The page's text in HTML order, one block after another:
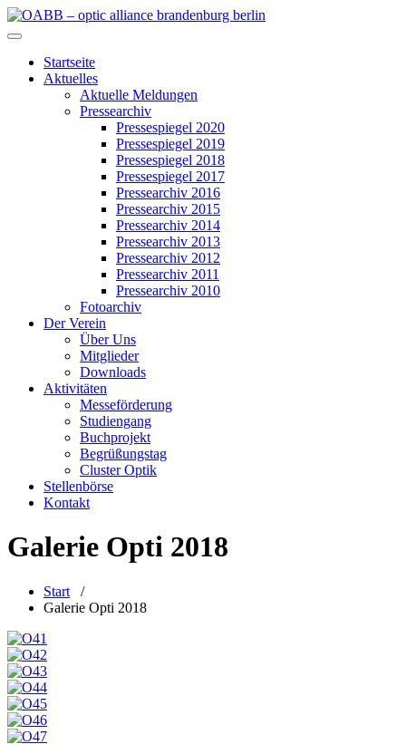
Zum
Inhalt
OABB – optic alliance brandenburg berlin
Startseite
Aktuelles
Aktuelle Meldungen
Pressearchiv
Pressespiegel 2020
Pressespiegel 2019
Pressespiegel 2018
Pressespiegel 2017
Pressearchiv 2016
Pressearchiv 2015
Pressearchiv 2014
Pressearchiv 2013
Pressearchiv 2012
Pressearchiv 2011
Pressearchiv 2010
Fotoarchiv
Der Verein
Über Uns
Mitglieder
Downloads
Aktivitäten
Messeförderung
Studiengang
Buchprojekt
Begrüßungstag
Cluster Optik
Stellenbörse
Kontakt
Galerie Opti 2018
Start /
Galerie Opti 2018